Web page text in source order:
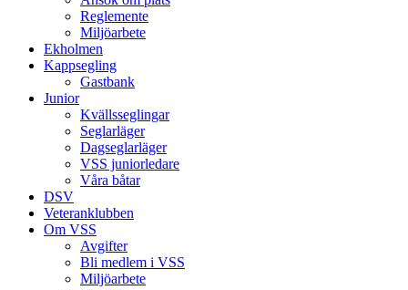
Reglemente
Miljöarbete
Ekholmen
Kappsegling
Gastbank
Junior
Kvällsseglingar
Seglarläger
Dagseglarläger
VSS juniorledare
Våra båtar
DSV
Veteranklubben
Om VSS
Avgifter
Bli medlem i VSS
Miljöarbete